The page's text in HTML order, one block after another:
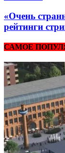
«Очень
рейтинги
САМОЕ